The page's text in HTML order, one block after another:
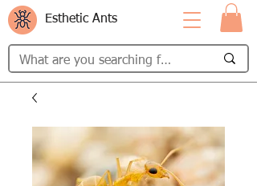
Esthetic Ants